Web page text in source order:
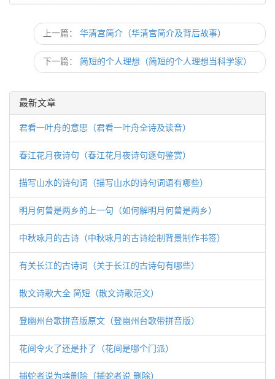
上一篇： 华清宫简介（华清宫简介及背后故事）
下一篇： 简短的个人理想（简短的个人理想当科学家）
最新文章
君看一叶舟的意思（君看一叶舟全诗及读音）
春江花月夜诗句（春江花月夜诗句逐句鉴赏）
描写山水的诗句词（描写山水的诗句词语有哪些）
明月何曾是两乡的上一句（如何解明月何曾是两乡）
中秋咏月的古诗（中秋咏月的古诗绘制背景制作书签）
有关长江的古诗词（关于长江的古诗句有哪些）
散文诗歌大全 简短（散文诗歌范文）
登幽州台歌拼音版原文（登幽州台歌带拼音版）
花间令火了还是扑了（花间是哪个门派）
捕蛇者说为啥删除（捕蛇者说 删除）